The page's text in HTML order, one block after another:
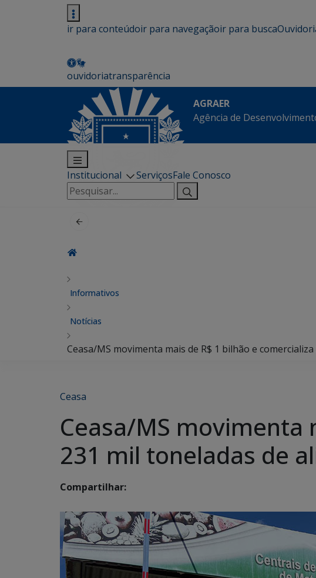
ir para conteúdoir para navegaçãoir para busca
ouvidoriatransparência
AGRAER
Agência de
Institucional ServiçosFale Conosco
Pesquisar
por:
Informativos
Notícias
Ceasa/MS movimenta mais de R$ 1 bilhão e
Ceasa
Ceasa/MS movimenta
231 mil toneladas de
Compartilhar: